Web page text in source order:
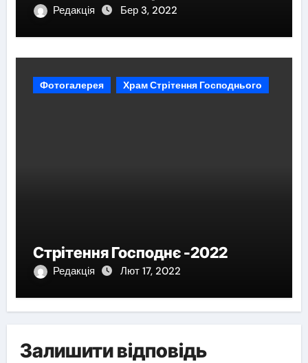
Редакція Бер 3, 2022
Фотогалерея Храм Стрітення Господнього
Стрітення Господнє -2022
Редакція Лют 17, 2022
Залишити відповідь